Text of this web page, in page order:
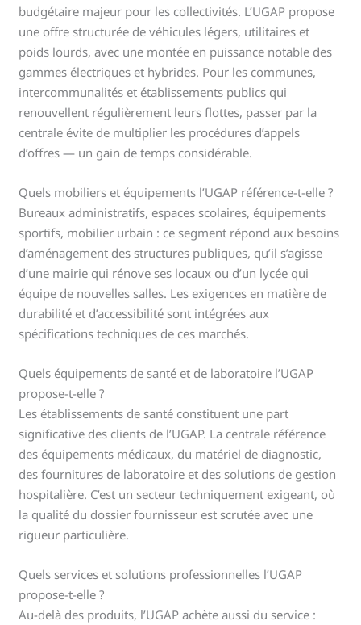
budgétaire majeur pour les collectivités. L’UGAP propose
une offre structurée de véhicules légers, utilitaires et
poids lourds, avec une montée en puissance notable des
gammes électriques et hybrides. Pour les communes,
intercommunalités et établissements publics qui
renouvellent régulièrement leurs flottes, passer par la
centrale évite de multiplier les procédures d’appels
d’offres — un gain de temps considérable.
Quels mobiliers et équipements l’UGAP référence-t-elle ?
Bureaux administratifs, espaces scolaires, équipements
sportifs, mobilier urbain : ce segment répond aux besoins
d’aménagement des structures publiques, qu’il s’agisse
d’une mairie qui rénove ses locaux ou d’un lycée qui
équipe de nouvelles salles. Les exigences en matière de
durabilité et d’accessibilité sont intégrées aux
spécifications techniques de ces marchés.
Quels équipements de santé et de laboratoire l’UGAP
propose-t-elle ?
Les établissements de santé constituent une part
significative des clients de l’UGAP. La centrale référence
des équipements médicaux, du matériel de diagnostic,
des fournitures de laboratoire et des solutions de gestion
hospitalière. C’est un secteur techniquement exigeant, où
la qualité du dossier fournisseur est scrutée avec une
rigueur particulière.
Quels services et solutions professionnelles l’UGAP
propose-t-elle ?
Au-delà des produits, l’UGAP achète aussi du service :